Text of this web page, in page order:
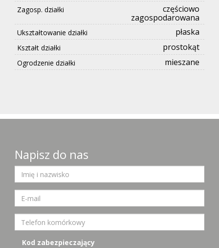
Zagosp. działki
częściowo
zagospodarowana
Ukształtowanie działki płaska
Kształt działki prostokąt
Ogrodzenie działki mieszane
Napisz do nas
Kod zabezpieczający